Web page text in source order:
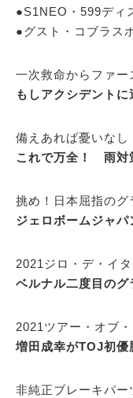
●S1NEO・599ディ
●グスト・コブラス
一次救命からファー
もしアクシデントに
備えあれば憂いなし
これで万全！ 雨対
挑め！日本屈指のグ
ジェロボームジャパ
2021ジロ・デ・イ
ベルナル二度目のグ
2021ツアー・オブ
増田成幸がTOJ初優
非純正ブレーキパー